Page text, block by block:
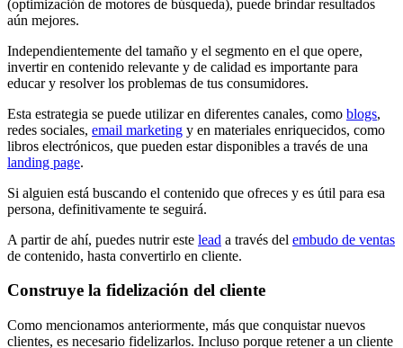
(optimización de motores de búsqueda), puede brindar resultados
aún mejores.
Independientemente del tamaño y el segmento en el que opere,
invertir en contenido relevante y de calidad es importante para
educar y resolver los problemas de tus consumidores.
Esta estrategia se puede utilizar en diferentes canales, como blogs,
redes sociales, email marketing y en materiales enriquecidos, como
libros electrónicos, que pueden estar disponibles a través de una
landing page.
Si alguien está buscando el contenido que ofreces y es útil para esa
persona, definitivamente te seguirá.
A partir de ahí, puedes nutrir este lead a través del embudo de ventas
de contenido, hasta convertirlo en cliente.
Construye la fidelización del cliente
Como mencionamos anteriormente, más que conquistar nuevos
clientes, es necesario fidelizarlos. Incluso porque retener a un cliente